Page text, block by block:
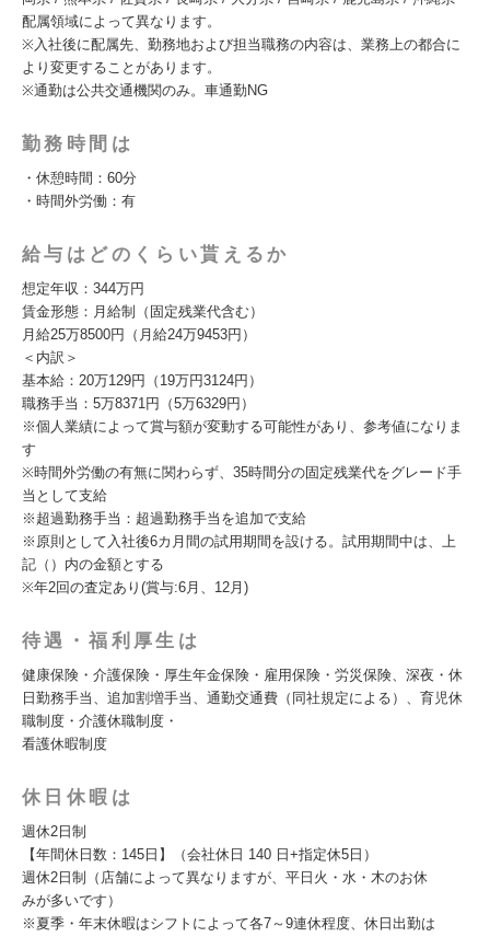
配属領域によって異なります。
※入社後に配属先、勤務地および担当職務の内容は、業務上の都合に
より変更することがあります。
※通勤は公共交通機関のみ。車通勤NG
勤務時間は
・休憩時間：60分
・時間外労働：有
給与はどのくらい貰えるか
想定年収：344万円
賃金形態：月給制（固定残業代含む）
月給25万8500円（月給24万9453円）
＜内訳＞
基本給：20万129円（19万円3124円）
職務手当：5万8371円（5万6329円）
※個人業績によって賞与額が変動する可能性があり、参考値になりま
す
※時間外労働の有無に関わらず、35時間分の固定残業代をグレード手
当として支給
※超過勤務手当：超過勤務手当を追加で支給
※原則として入社後6カ月間の試用期間を設ける。試用期間中は、上
記（）内の金額とする
※年2回の査定あり(賞与:6月、12月)
待遇・福利厚生は
健康保険・介護保険・厚生年金保険・雇用保険・労災保険、深夜・休
日勤務手当、追加割増手当、通勤交通費（同社規定による）、育児休
職制度・介護休職制度・
看護休暇制度
休日休暇は
週休2日制
【年間休日数：145日】（会社休日 140 日+指定休5日）
週休2日制（店舗によって異なりますが、平日火・水・木のお休
みが多いです）
※夏季・年末休暇はシフトによって各7～9連休程度、休日出勤は